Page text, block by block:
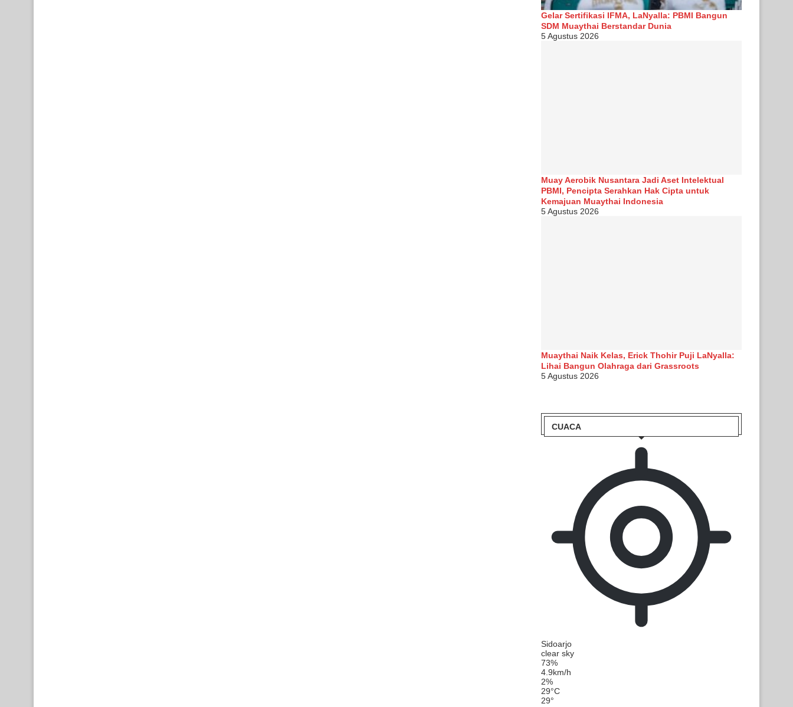
Gelar Sertifikasi IFMA, LaNyalla: PBMI Bangun
SDM Muaythai Berstandar Dunia
5 Agustus 2026
Muay Aerobik Nusantara Jadi Aset Intelektual
PBMI, Pencipta Serahkan Hak Cipta untuk
Kemajuan Muaythai Indonesia
5 Agustus 2026
Muaythai Naik Kelas, Erick Thohir Puji LaNyalla:
Lihai Bangun Olahraga dari Grassroots
5 Agustus 2026
CUACA
Sidoarjo
clear sky
73%
4.9km/h
2%
29°C
29°